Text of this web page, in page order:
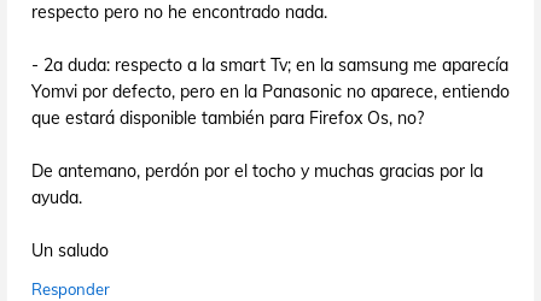
respecto pero no he encontrado nada.
- 2a duda: respecto a la smart Tv; en la samsung me aparecía
Yomvi por defecto, pero en la Panasonic no aparece, entiendo
que estará disponible también para Firefox Os, no?
De antemano, perdón por el tocho y muchas gracias por la
ayuda.
Un saludo
Responder